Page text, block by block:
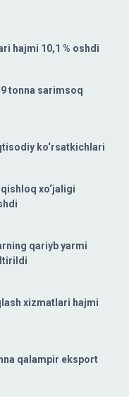
hajmi 10,1 % oshdi
tonna sarimsoq
ko‘rsatkichlari
xo‘jaligi
qariyb yarmi
xizmatlari hajmi
qalampir eksport